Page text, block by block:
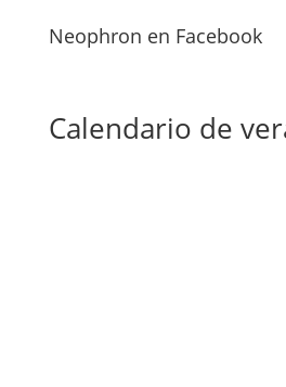
Neophron en Facebook
Calendario de